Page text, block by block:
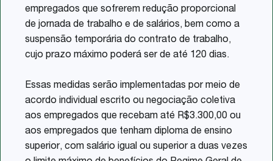
empregados que sofrerem redução proporcional
de jornada de trabalho e de salários, bem como a
suspensão temporária do contrato de trabalho,
cujo prazo máximo poderá ser de até 120 dias.
Essas medidas serão implementadas por meio de
acordo individual escrito ou negociação coletiva
aos empregados que recebam até R$3.300,00 ou
aos empregados que tenham diploma de ensino
superior, com salário igual ou superior a duas vezes